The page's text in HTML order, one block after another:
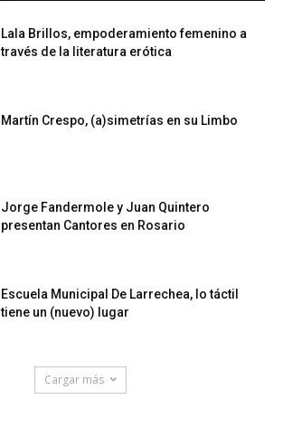
Lala Brillos, empoderamiento femenino a
través de la literatura erótica
Martín Crespo, (a)simetrías en su Limbo
Jorge Fandermole y Juan Quintero
presentan Cantores en Rosario
Escuela Municipal De Larrechea, lo táctil
tiene un (nuevo) lugar
Cargar más